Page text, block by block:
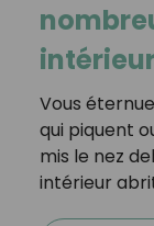
Vous
qui piquent
mis le nez
intérieur